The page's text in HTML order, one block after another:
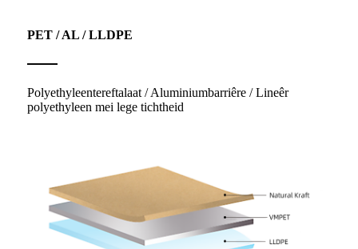
PET / AL / LLDPE
Polyethyleentereftalaat / Aluminiumbarriêre / Lineêr
polyethyleen mei lege tichtheid